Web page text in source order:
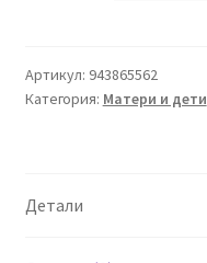
жидкий,
470
Артикул: 943865562
Категория: Матери и дети
Детали